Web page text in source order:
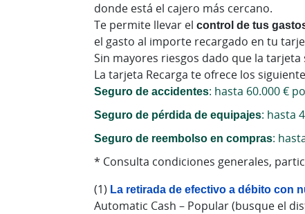
donde está el cajero más cercano.
Te permite llevar elcontrol de tus
el gasto al importe recargado en tu
Sin mayores riesgos dado que la
La tarjeta Recarga te ofrece los
Seguro de accidentes: hasta 60.000 €
Seguro de pérdida de equipajes: hasta
Seguro de reembolso en compras:
* Consulta condiciones generales,
(1) La retirada de efectivo a débito con
Automatic Cash – Popular (busque el